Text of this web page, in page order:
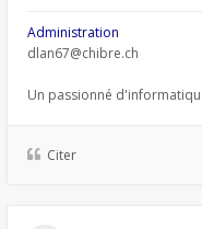
Administration
dlan67@chibre.ch
Un passionné
Citer